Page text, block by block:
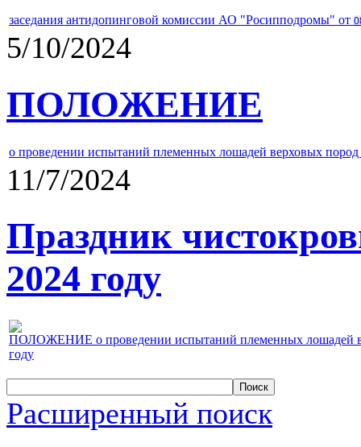
заседания антидопинговой комиссии АО "Росипподромы" от
5/10/2024
ПОЛОЖЕНИЕ
о проведении испытаний племенных лошадей верховых
11/7/2024
Праздник
2024 году
ПОЛОЖЕНИЕ о проведении испытаний племенных лошадей
году
Расширенный поиск